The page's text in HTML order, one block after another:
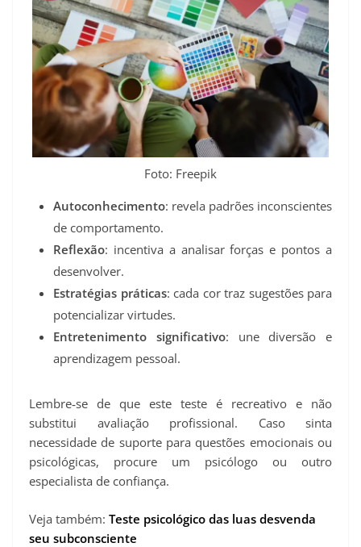
Foto: Freepik
Autoconhecimento: revela padrões inconscientes
de comportamento.
Reflexão: incentiva a analisar forças e pontos a
desenvolver.
Estratégias práticas: cada cor traz sugestões para
potencializar virtudes.
Entretenimento significativo: une diversão e
aprendizagem pessoal.
Lembre‑se de que este teste é recreativo e não
substitui avaliação profissional. Caso sinta
necessidade de suporte para questões emocionais ou
psicológicas, procure um psicólogo ou outro
especialista de confiança.
Veja também: Teste psicológico das luas desvenda
seu subconsciente